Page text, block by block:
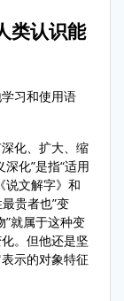
类认识能
习和使用语
化、扩大、缩
化”是指“适用
说文解字》和
贵者也”变
”就属于这种变
。但他还是坚
示的对象特征